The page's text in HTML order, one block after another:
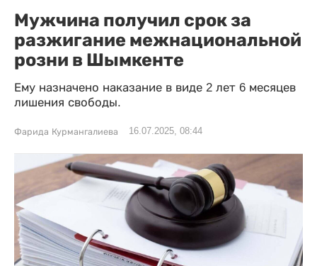
Мужчина получил срок за
разжигание межнациональной
розни в Шымкенте
Ему назначено наказание в виде 2 лет 6 месяцев
лишения свободы.
Фарида Курмангалиева 16.07.2025, 08:44